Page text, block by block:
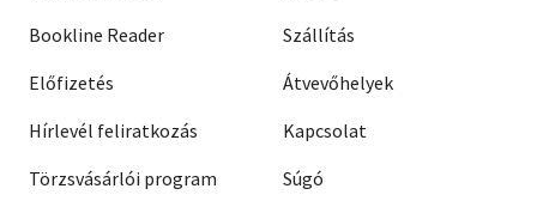
Bookline Reader
Előfizetés
Hírlevél feliratkozás
Törzsvásárlói program
Szállítás
Átvevőhelyek
Kapcsolat
Súgó